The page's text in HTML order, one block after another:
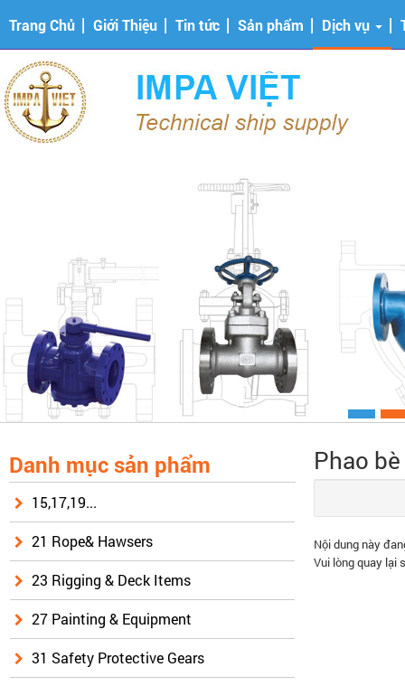
Trang Chủ Giới Thiệu Tin tức Sản phẩm Dịch vụ
Danh mục sản phẩm
15,17,19...
21 Rope& Hawsers
23 Rigging & Deck Items
27 Painting & Equipment
31 Safety Protective Gears
Phao
Nội dung này
Vui lòng quay lại